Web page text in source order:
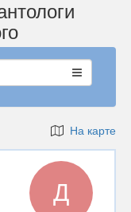
На карте
Д